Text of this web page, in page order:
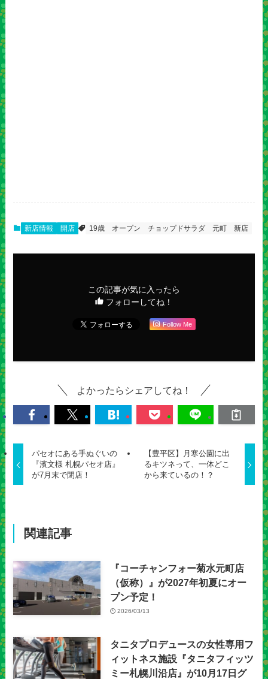
新店情報 開店 19歳 オープン チョップドサラダ 元町 新店
この記事が気に入ったら
フォローしてね！
Follow Me
よかったらシェアしてね！
パセオにある手ぬぐいの
『濱文様 札幌パセオ店』
が7月末で閉店！
【豊平区】月寒公園に出
るキツネって、一体どこ
から来ているの！？
関連記事
『コーチャンフォー菊水元町店
（仮称）』が2027年初夏にオー
プン予定！
2026/03/13
タニタプロデュースの女性専用フ
ィットネス施設『タニタフィッツ
ミー札幌川沿店』が10月17日グ